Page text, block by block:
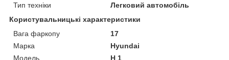
Тип техніки
Легковий автомобіль
Користувальницькі характеристики
Вага фаркопу
17
Марка
Hyundai
Мoдель
H 1